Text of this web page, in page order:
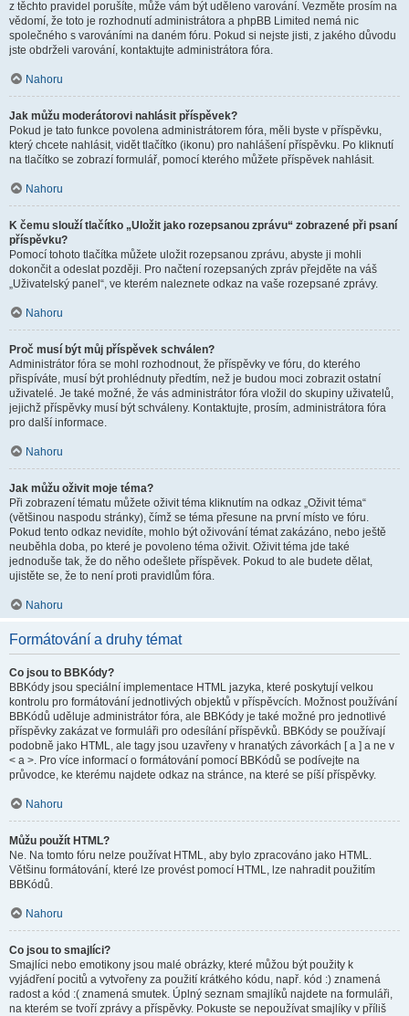
z těchto pravidel porušíte, může vám být uděleno varování. Vezměte prosím na
vědomí, že toto je rozhodnutí administrátora a phpBB Limited nemá nic
společného s varováními na daném fóru. Pokud si nejste jisti, z jakého důvodu
jste obdrželi varování, kontaktujte administrátora fóra.
Nahoru
Jak můžu moderátorovi nahlásit příspěvek?
Pokud je tato funkce povolena administrátorem fóra, měli byste v příspěvku,
který chcete nahlásit, vidět tlačítko (ikonu) pro nahlášení příspěvku. Po kliknutí
na tlačítko se zobrazí formulář, pomocí kterého můžete příspěvek nahlásit.
Nahoru
K čemu slouží tlačítko „Uložit jako rozepsanou zprávu“ zobrazené při psaní
příspěvku?
Pomocí tohoto tlačítka můžete uložit rozepsanou zprávu, abyste ji mohli
dokončit a odeslat později. Pro načtení rozepsaných zpráv přejděte na váš
„Uživatelský panel“, ve kterém naleznete odkaz na vaše rozepsané zprávy.
Nahoru
Proč musí být můj příspěvek schválen?
Administrátor fóra se mohl rozhodnout, že příspěvky ve fóru, do kterého
přispíváte, musí být prohlédnuty předtím, než je budou moci zobrazit ostatní
uživatelé. Je také možné, že vás administrátor fóra vložil do skupiny uživatelů,
jejichž příspěvky musí být schváleny. Kontaktujte, prosím, administrátora fóra
pro další informace.
Nahoru
Jak můžu oživit moje téma?
Při zobrazení tématu můžete oživit téma kliknutím na odkaz „Oživit téma“
(většinou naspodu stránky), čímž se téma přesune na první místo ve fóru.
Pokud tento odkaz nevidíte, mohlo být oživování témat zakázáno, nebo ještě
neuběhla doba, po které je povoleno téma oživit. Oživit téma jde také
jednoduše tak, že do něho odešlete příspěvek. Pokud to ale budete dělat,
ujistěte se, že to není proti pravidlům fóra.
Nahoru
Formátování a druhy témat
Co jsou to BBKódy?
BBKódy jsou speciální implementace HTML jazyka, které poskytují velkou
kontrolu pro formátování jednotlivých objektů v příspěvcích. Možnost používání
BBKódů uděluje administrátor fóra, ale BBKódy je také možné pro jednotlivé
příspěvky zakázat ve formuláři pro odesílání příspěvků. BBKódy se používají
podobně jako HTML, ale tagy jsou uzavřeny v hranatých závorkách [ a ] a ne v
< a >. Pro více informací o formátování pomocí BBKódů se podívejte na
průvodce, ke kterému najdete odkaz na stránce, na které se píší příspěvky.
Nahoru
Můžu použít HTML?
Ne. Na tomto fóru nelze používat HTML, aby bylo zpracováno jako HTML.
Většinu formátování, které lze provést pomocí HTML, lze nahradit použitím
BBKódů.
Nahoru
Co jsou to smajlíci?
Smajlíci nebo emotikony jsou malé obrázky, které můžou být použity k
vyjádření pocitů a vytvořeny za použití krátkého kódu, např. kód :) znamená
radost a kód :( znamená smutek. Úplný seznam smajlíků najdete na formuláři,
na kterém se tvoří zprávy a příspěvky. Pokuste se nepoužívat smajlíky v příliš